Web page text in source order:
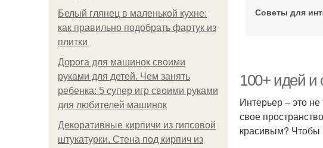
Белый глянец в маленькой кухне:
как правильно подобрать фартук из
плитки
Дорога для машинок своими
руками для детей. Чем занять
ребенка: 5 супер игр своими руками
для любителей машинок
Декоративные кирпичи из гипсовой
штукатурки. Стена под кирпич из
Советы для
100+ идей и
Интерьер – это
свое
красивым? Чтобы